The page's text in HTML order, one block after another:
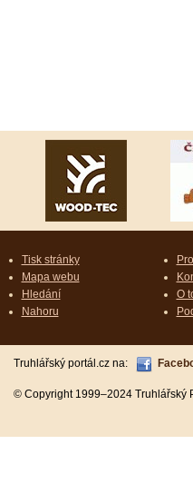
Tisk stránky
Mapa webu
Hledání
Nahoru
O
Truhlářský portál.cz na:
© Copyright 1999–2024 Truhlářský